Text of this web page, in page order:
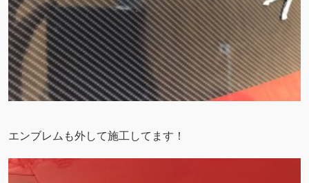
エンブレムも外して施工してます！